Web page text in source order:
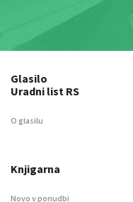
Glasilo
Uradni list RS
O glasilu
Knjigarna
Novo v ponudbi